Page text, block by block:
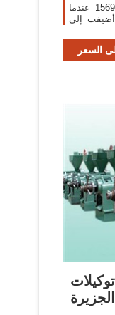
من أجل خبز الشعير والقمح حتى عام 1569 عندما
أضيفت إلى
السعر
الجزيرة